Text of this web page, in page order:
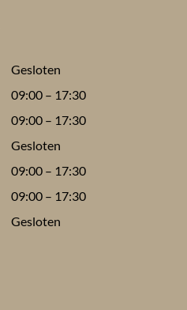
Gesloten
09:00 – 17:30
09:00 – 17:30
Gesloten
09:00 – 17:30
09:00 – 17:30
Gesloten